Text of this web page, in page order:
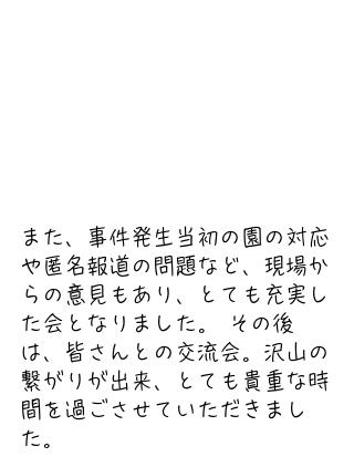
また、事件発生当初の園の対応
や匿名報道の問題など、現場か
らの意見もあり、とても充実し
た会となりました。 その後
は、皆さんとの交流会。沢山の
繋がりが出来、とても貴重な時
間を過ごさせていただきまし
た。